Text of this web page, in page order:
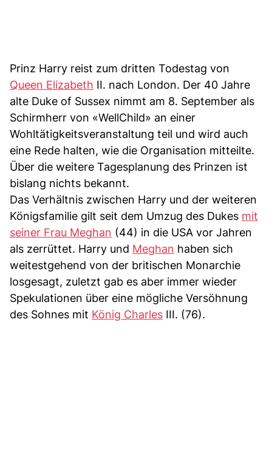
Prinz Harry reist zum dritten Todestag von
Queen Elizabeth II. nach London. Der 40 Jahre
alte Duke of Sussex nimmt am 8. September als
Schirmherr von «WellChild» an einer
Wohltätigkeitsveranstaltung teil und wird auch
eine Rede halten, wie die Organisation mitteilte.
Über die weitere Tagesplanung des Prinzen ist
bislang nichts bekannt.
Das Verhältnis zwischen Harry und der weiteren
Königsfamilie gilt seit dem Umzug des Dukes mit
seiner Frau Meghan (44) in die USA vor Jahren
als zerrüttet. Harry und Meghan haben sich
weitestgehend von der britischen Monarchie
losgesagt, zuletzt gab es aber immer wieder
Spekulationen über eine mögliche Versöhnung
des Sohnes mit König Charles III. (76).